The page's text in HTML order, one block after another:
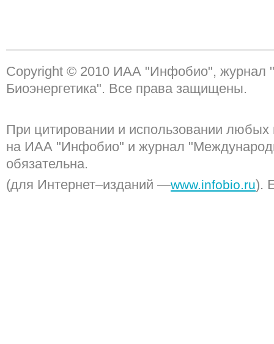
Copyright © 2010 ИАА "Инфобио", журнал
Биоэнергетика". Все права защищены.
При цитировании и использовании любых
на ИАА "Инфобио" и журнал
обязательна.
(для Интернет–изданий —www.infobio.ru).